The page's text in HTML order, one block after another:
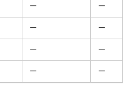
—
—
—
—
—
—
— —